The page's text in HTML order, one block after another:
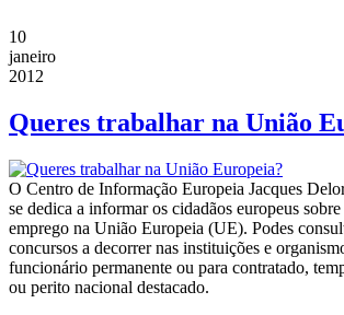
10
janeiro
2012
Queres trabalhar na União
O Centro de Informação Europeia Jacques
se dedica a informar os cidadãos europeus
emprego na União Europeia (UE). Podes
concursos a decorrer nas instituições e
funcionário permanente ou para contratado,
ou perito nacional destacado.